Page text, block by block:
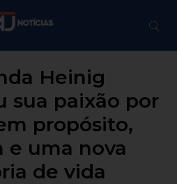
Heinig
sua paixão por
propósito,
e uma nova
de vida